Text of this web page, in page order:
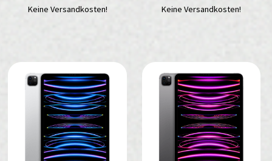
Keine Versandkosten! Keine Versandkosten!